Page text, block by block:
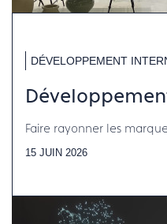
DÉVELOPPEMENT
Faire rayonner les
15 JUIN 2026